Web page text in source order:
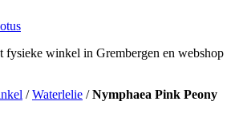
fysieke winkel in Grembergen en webshop
/Waterlelie /Nymphaea Pink Peony